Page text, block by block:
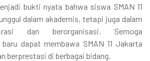
bukti nyata bahwa siswa SMAN 11
dalam akademis, tetapi juga dalam
dan berorganisasi. Semoga
dapat membawa SMAN 11 Jakarta
berprestasi di berbagai bidang.